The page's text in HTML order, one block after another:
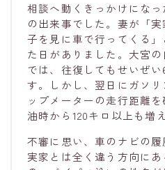
相談へ動くきっかけになっ
の出来事でした。妻が「
子を見に車で行ってくる
た日がありました。大宮
では、往復してもせいぜ
す。しかし、翌日にガソ
ップメーターの走行距離
油時から120キロ以上も増
不審に思い、車のナビの履
実家とは全く違う方向にあ